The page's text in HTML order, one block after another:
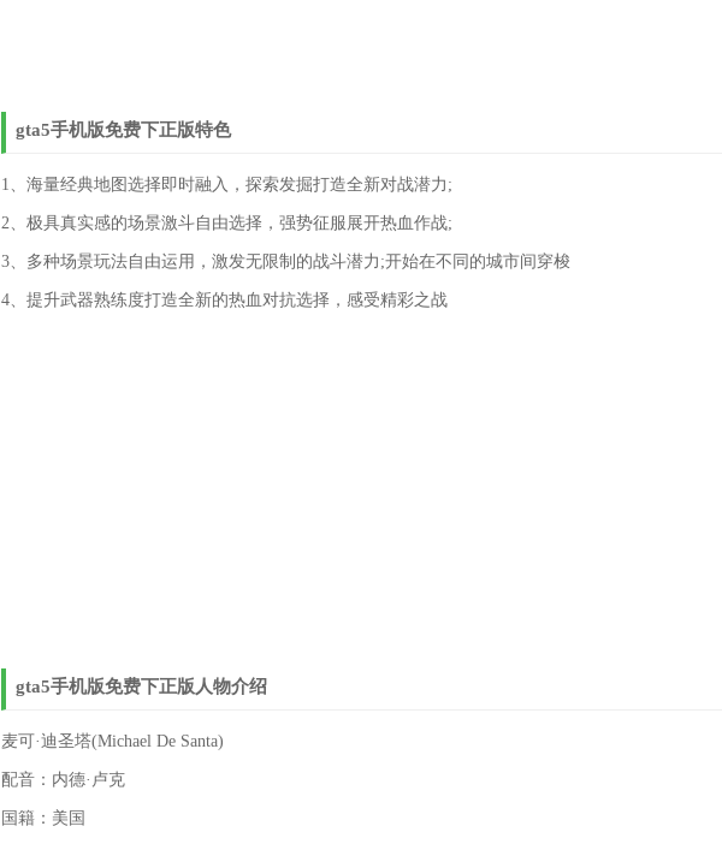
gta5手机版免费下正版特色
1、海量经典地图选择即时融入，探索发掘打造全新对战潜力;
2、极具真实感的场景激斗自由选择，强势征服展开热血作战;
3、多种场景玩法自由运用，激发无限制的战斗潜力;开始在不同的城市间穿梭
4、提升武器熟练度打造全新的热血对抗选择，感受精彩之战
gta5手机版免费下正版人物介绍
麦可·迪圣塔(Michael De Santa)
配音：内德·卢克
国籍：美国